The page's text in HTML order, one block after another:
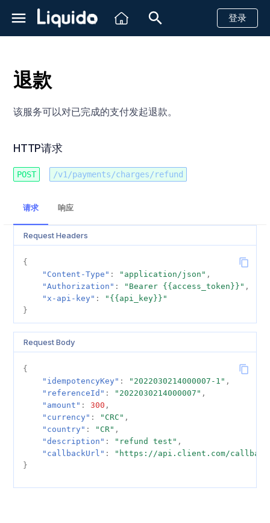
初
搜
索
登录
简介
到账时间
沙箱测试
巴西
查询汇款状态
墨西哥
查询汇款状态
哥伦比亚
查询汇款状态
智利
查询汇款状态
查询汇款状态
创建一个支付请求
PIX
PicPay
退款
取消未完成的支付
查询支付状态
查询退款状态
创建一个支付请求
银行转账
退款
查询支付状态
查询退款状态
取消未完成的支付
创建一个支付请求
PSE转账
退款
获取PSE金融机构列表
查询支付状态
查询退款状态
取消未完成的支付
创建一个支付请求
WebPay
Mach
退款
查询支付状态
查询退款状态
创建一个支付请求
现金支付
电子钱包
退款
查询支付状态
查询退款状态
创建一个支付请求
退款
查询支付状态
查询退款状态
创建一个支付请求
退款
查询支付状态
查询退款状态
信用卡
预授权与结算
分期付款
HTTP请求
通知 / 回调
HTTP Headers 字段说明
Request Body 字段说明
Response Body 字段说明
Notification Event Type
创建一个支付请求
退款
查询支付状态
查询退款状态
创建一个支付请求
退款
查询支付状态
查询退款状态
创建一个支付请求
退款
查询支付状态
查询退款状态
创建一个支付请求
退款
查询支付状态
查询退款状态
创建一个支付请求
退款
查询支付状态
查询退款状态
创建一个支付请求
退款
查询支付状态
查询退款状态
创建一个支付请求
退款
查询支付状态
查询退款状态
创建一个支付请求
退款
查询支付状态
查询退款状态
创建一个支付请求
退款
查询支付状态
查询退款状态
计划ID
查询单个计划
查询所有计划
创建方案
创建多目的方案
查询单个方案
简介
创建虚拟账号
获取虚拟账号信息
关闭虚拟账户
简介
快速开始
参考文档
简介
API 查询支付链接详情
取消
仪表板
Shopify
Magento2
VTEX
简介
Http状态码
银行相关状态码
WhatsApp状态码
查看账户实时余额
查询账单数据
子商户
查询多个子账户余额
带风控信息的汇款
带风控信息的收款
简介
发送消息 付款成功提醒
快递
客户支持
回复消息
退款
该服务可以对已完成的支付发起退款。
HTTP请求
POST /v1/payments/charges/refund
请求 响应
Request Headers
{
"Content-Type" : "application/json" ,
"Authorization" : "Bearer {{access_token}}" ,
"x-api-key" :
"{{api_key}}"
}
Request Body
{
"idempotencyKey" : "2022030214000007-1" ,
"referenceId" : "2022030214000007" ,
"amount" : 300 ,
"currency" : "CRC" ,
"country" : "CR" ,
"description" : "refund test" ,
"callbackUrl" :
"https://api.client.com/
}